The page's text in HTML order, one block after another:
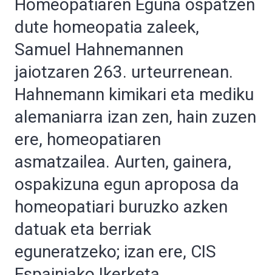
Homeopatiaren Eguna ospatzen
dute homeopatia zaleek,
Samuel Hahnemannen
jaiotzaren 263. urteurrenean.
Hahnemann kimikari eta mediku
alemaniarra izan zen, hain zuzen
ere, homeopatiaren
asmatzailea. Aurten, gainera,
ospakizuna egun aproposa da
homeopatiari buruzko azken
datuak eta berriak
eguneratzeko; izan ere, CIS